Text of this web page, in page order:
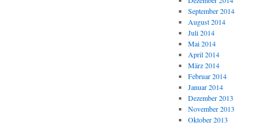
September 2014
August 2014
Juli 2014
Mai 2014
April 2014
März 2014
Februar 2014
Januar 2014
Dezember 2013
November 2013
Oktober 2013